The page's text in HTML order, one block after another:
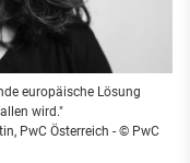
europäische Lösung
wird."
PwC Österreich - © PwC